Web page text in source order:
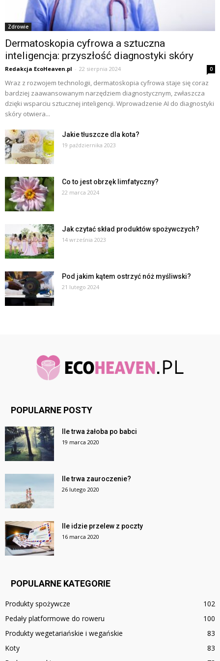
Zdrowie
Dermatoskopia cyfrowa a sztuczna
inteligencja: przyszłość diagnostyki skóry
Redakcja EcoHeaven.pl - 22 sierpnia 2024 0
Wraz z rozwojem technologii, dermatoskopia cyfrowa staje się coraz
bardziej zaawansowanym narzędziem diagnostycznym, zwłaszcza
dzięki wsparciu sztucznej inteligencji. Wprowadzenie AI do diagnostyki
skóry otwiera...
Jakie tłuszcze dla kota?
19 października 2023
Co to jest obrzęk limfatyczny?
22 marca 2024
Jak czytać skład produktów spożywczych?
14 września 2023
Pod jakim kątem ostrzyć nóż myśliwski?
21 lutego 2024
POPULARNE POSTY
Ile trwa żałoba po babci
19 marca 2020
Ile trwa zauroczenie?
26 lutego 2020
Ile idzie przelew z poczty
16 marca 2020
POPULARNE KATEGORIE
Produkty spożywcze
102
Pedały platformowe do roweru
100
Produkty wegetariańskie i wegańskie
83
Koty
83